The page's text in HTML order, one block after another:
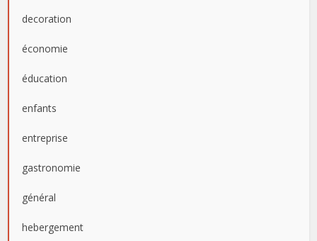
decoration
économie
éducation
enfants
entreprise
gastronomie
général
hebergement